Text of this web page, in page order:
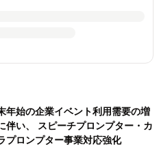
年始の企業イベント利用需要の増
伴い、 スピーチプロンプター・カ
プロンプター事業対応強化